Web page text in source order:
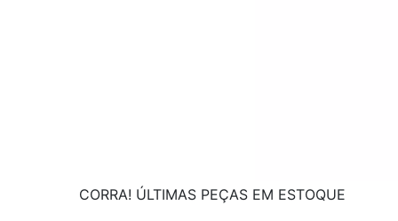
CORRA! ÚLTIMAS PEÇAS EM ESTOQUE